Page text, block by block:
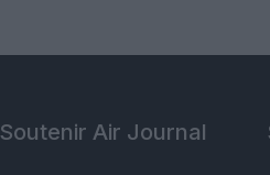
Soutenir Air Journal